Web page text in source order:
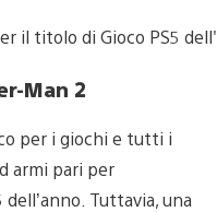
Man 2
per i giochi e tutti i
armi pari per
Tuttavia, una